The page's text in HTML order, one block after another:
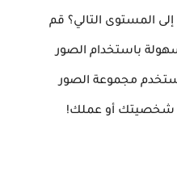
المستوى التالي؟ قم
باستخدام الصور
مجموعة الصور
شخصيتك أو عملك!